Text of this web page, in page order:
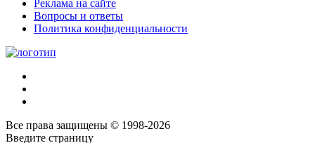
Реклама на сайте
Вопросы и ответы
Политика конфиденциальности
Все права защищены © 1998-2026
Введите страницу